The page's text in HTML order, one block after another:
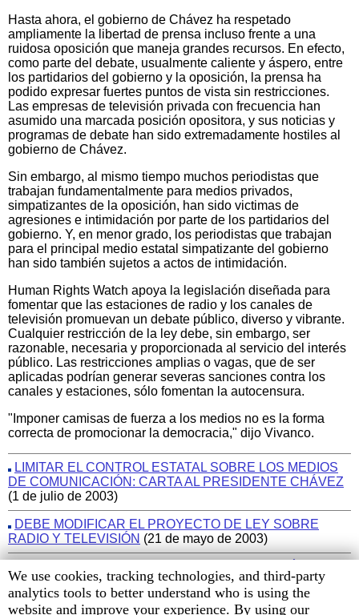
Hasta ahora, el gobierno de Chávez ha respetado
ampliamente la libertad de prensa incluso frente a una
ruidosa oposición que maneja grandes recursos. En efecto,
como parte del debate, usualmente caliente y áspero, entre
los partidarios del gobierno y la oposición, la prensa ha
podido expresar fuertes puntos de vista sin restricciones.
Las empresas de televisión privada con frecuencia han
asumido una marcada posición opositora, y sus noticias y
programas de debate han sido extremadamente hostiles al
gobierno de Chávez.
Sin embargo, al mismo tiempo muchos periodistas que
trabajan fundamentalmente para medios privados,
simpatizantes de la oposición, han sido victimas de
agresiones e intimidación por parte de los partidarios del
gobierno. Y, en menor grado, los periodistas que trabajan
para el principal medio estatal simpatizante del gobierno
han sido también sujetos a actos de intimidación.
Human Rights Watch apoya la legislación diseñada para
fomentar que las estaciones de radio y los canales de
televisión promuevan un debate público, diverso y vibrante.
Cualquier restricción de la ley debe, sin embargo, ser
razonable, necesaria y proporcionada al servicio del interés
público. Las restricciones amplias o vagas, que de ser
aplicadas podrían generar severas sanciones contra los
canales y estaciones, sólo fomentan la autocensura.
"Imponer camisas de fuerza a los medios no es la forma
correcta de promocionar la democracia," dijo Vivanco.
LIMITAR EL CONTROL ESTATAL SOBRE LOS MEDIOS
DE COMUNICACIÓN: CARTA AL PRESIDENTE CHÁVEZ
(1 de julio de 2003)
DEBE MODIFICAR EL PROYECTO DE LEY SOBRE
RADIO Y TELEVISIÓN (21 de mayo de 2003)
VENEZUELA
MÁS INFORMACIÓN SOBRE LA SITUACIÓN DE LOS
Human
Rights
Watch
We use cookies, tracking technologies, and third-party
analytics tools to better understand who is using the
website and improve your experience. By using our